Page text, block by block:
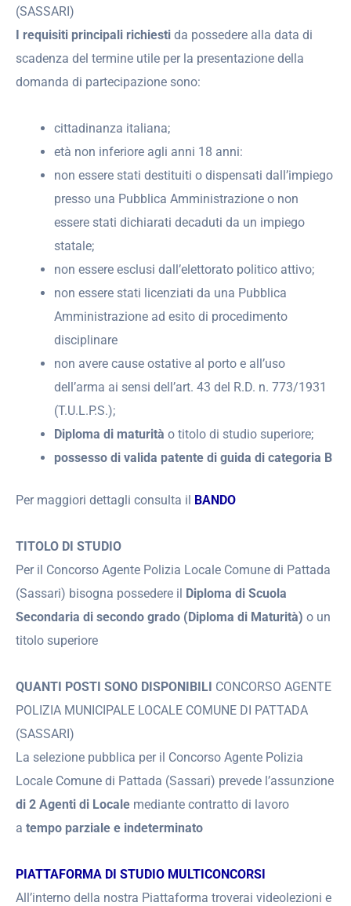
(SASSARI)
I requisiti principali richiesti da possedere alla data di
scadenza del termine utile per la presentazione della
domanda di partecipazione sono:
cittadinanza italiana;
età non inferiore agli anni 18 anni:
non essere stati destituiti o dispensati dall’impiego
presso una Pubblica Amministrazione o non
essere stati dichiarati decaduti da un impiego
statale;
non essere esclusi dall’elettorato politico attivo;
non essere stati licenziati da una Pubblica
Amministrazione ad esito di procedimento
disciplinare
non avere cause ostative al porto e all’uso
dell’arma ai sensi dell’art. 43 del R.D. n. 773/1931
(T.U.L.P.S.);
Diploma di maturità o titolo di studio superiore;
possesso di valida patente di guida di categoria B
Per maggiori dettagli consulta il BANDO
TITOLO DI STUDIO
Per il Concorso Agente Polizia Locale Comune di Pattada
(Sassari) bisogna possedere il
Diploma di Scuola
Secondaria di secondo grado (Diploma di Maturità) o un
titolo superiore
QUANTI POSTI SONO DISPONIBILI CONCORSO AGENTE
POLIZIA MUNICIPALE LOCALE COMUNE DI PATTADA
(SASSARI)
La selezione pubblica per il Concorso Agente Polizia
Locale Comune di Pattada (Sassari) prevede l’assunzione
di 2 Agenti di Locale mediante contratto di lavoro
a tempo parziale e indeterminato
PIATTAFORMA DI STUDIO MULTICONCORSI
All’interno della nostra Piattaforma troverai videolezioni e